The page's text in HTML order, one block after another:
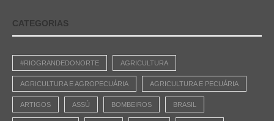
CATEGORIAS
#RIOGRANDEDONORTE AGRICULTURA
AGRICULTURA E AGROPECUÁRIA AGRICULTURA E PECUÁRIA
ARTIGOS ASSÚ BOMBEIROS BRASIL